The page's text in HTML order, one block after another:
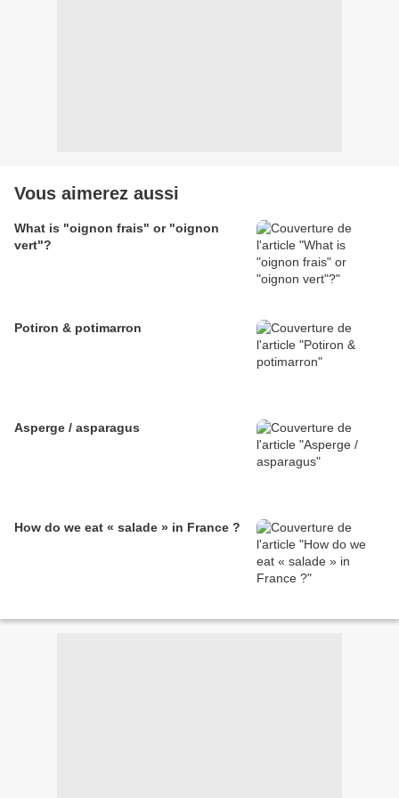
Vous aimerez aussi
What is "oignon frais" or "oignon
vert"?
Potiron & potimarron
Asperge / asparagus
How do we eat « salade » in France ?